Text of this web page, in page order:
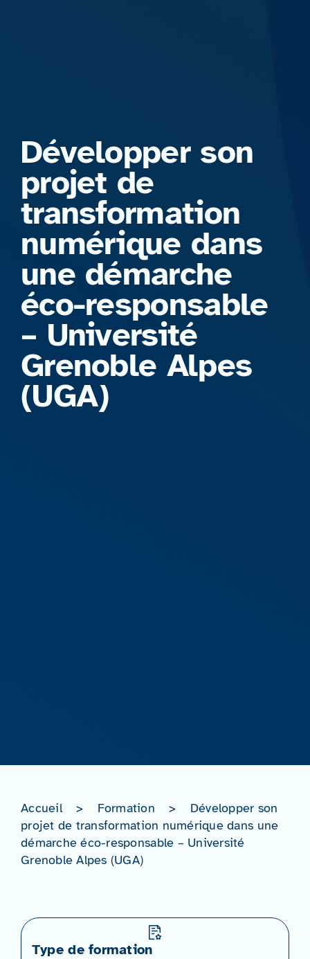
Développer son
projet de
transformation
numérique dans
une démarche
éco-responsable
– Université
Grenoble Alpes
(UGA)
Accueil > Formation >
Développer son
projet de transformation numérique dans une
démarche éco-responsable – Université
Grenoble Alpes (UGA)
Type de formation